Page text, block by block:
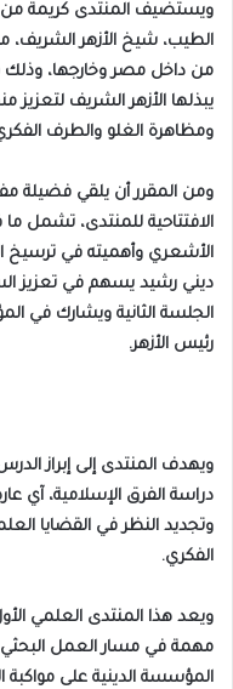
ويستضيف المنتدى كريمة من
الطيب، شيخ الأزهر الشريف،
من داخل مصر وخارجها، وذلك
يبذلها الأزهر الشريف
ومظاهرة الغلو والطرف
ومن المقرر أن يلقي فضيلة
الافتتاحية للمنتدى، تشمل
الأشعري وأهميته في ترسيخ
ديني رشيد يسهم في تعزيز
الجلسة الثانية ويشارك في
رئيس الأزهر.
ويهدف المنتدى إلى إبراز
دراسة الفرق الإسلامية، آي
وتجديد النظر في القضايا
الفكري.
ويعد هذا المنتدى العلمي
مهمة في مسار العمل
المؤسسة الدينية على مواكبة